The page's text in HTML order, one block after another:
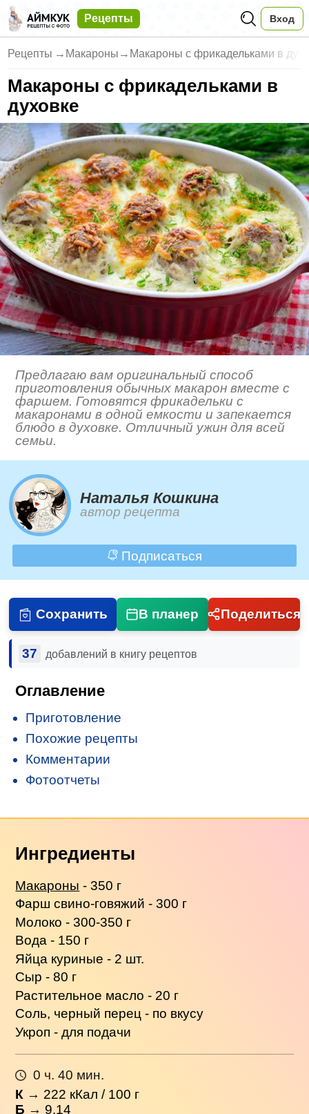
Рецепты Вход
Рецепты → Макароны → Макароны с фрикадельками в
Макароны с фрикадельками в
духовке
Предлагаю вам оригинальный способ
приготовления обычных макарон вместе с
фаршем. Готовятся фрикадельки с
макаронами в одной емкости и запекается
блюдо в духовке. Отличный ужин для всей
семьи.
Наталья Кошкина
автор рецепта
Подписаться
Сохранить В планер Поделиться
37 добавлений в книгу рецептов
Оглавление
Приготовление
Похожие рецепты
Комментарии
Фотоотчеты
Ингредиенты
Макароны - 350 г
Фарш свино-говяжий - 300 г
Молоко - 300-350 г
Вода - 150 г
Яйца куриные - 2 шт.
Сыр - 80 г
Растительное масло - 20 г
Соль, черный перец - по вкусу
Укроп - для подачи
0 ч. 40 мин.
К → 222 кКал / 100 г
Б → 9.14